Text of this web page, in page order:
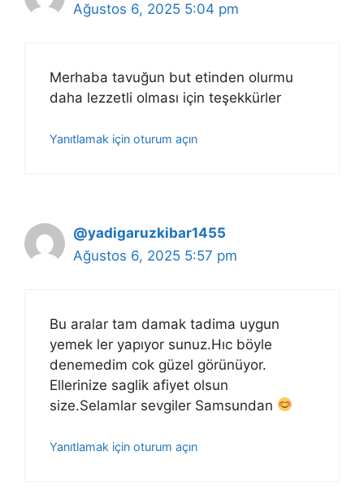
Ağustos 6, 2025 5:04 pm
Merhaba tavuğun but etinden olurmu
daha lezzetli olması için teşekkürler
Yanıtlamak için oturum açın
@yadigaruzkibar1455
Ağustos 6, 2025 5:57 pm
Bu aralar tam damak tadima uygun
yemek ler yapıyor sunuz.Hıc böyle
denemedim cok güzel görünüyor.
Ellerinize saglik afiyet olsun
size.Selamlar sevgiler Samsundan
Yanıtlamak için oturum açın